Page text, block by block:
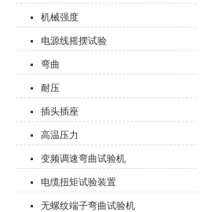
机械强度
电源线摇摆试验
弯曲
耐压
插头插座
高温压力
变频调速弯曲试验机
电缆扭矩试验装置
无螺纹端子弯曲试验机